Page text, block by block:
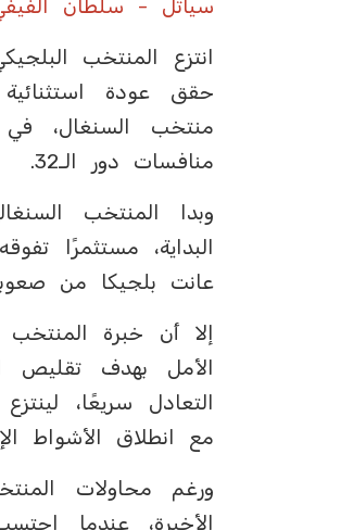
سياتل - سلطان
منتخب السنغال،
منافسات دور الـ32.
وبدا المنتخب
البداية، مستثمرًا
عانت بلجيكا من
إلا أن خبرة
الأمل بهدف تقليص
التعادل سريعًا،
مع انطلاق الأشواط
ورغم محاولات